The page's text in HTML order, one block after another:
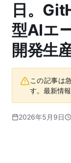
日。
型AIエ
開発生
この記事は
す。最新情
2026年5月9日